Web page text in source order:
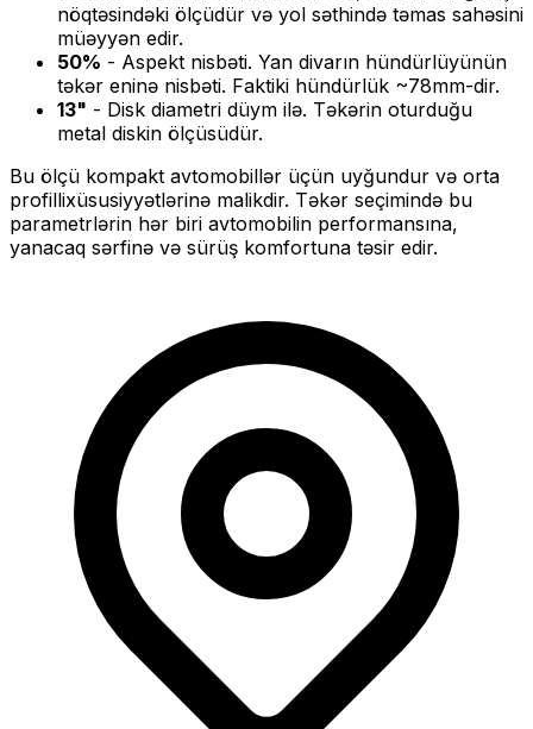
nöqtəsindəki ölçüdür və yol səthində təmas sahəsini
müəyyən edir.
50% - Aspekt nisbəti. Yan divarın hündürlüyünün
təkər eninə nisbəti. Faktiki hündürlük ~78mm-dir.
13" - Disk diametri düym ilə. Təkərin oturduğu
metal diskin ölçüsüdür.
Bu ölçü kompakt avtomobillər üçün uyğundur və orta
profillixüsusiyyətlərinə malikdir. Təkər seçimində bu
parametrlərin hər biri avtomobilin performansına,
yanacaq sərfinə və sürüş komfortuna təsir edir.